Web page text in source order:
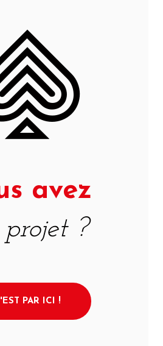
avez
?
PAR ICI !